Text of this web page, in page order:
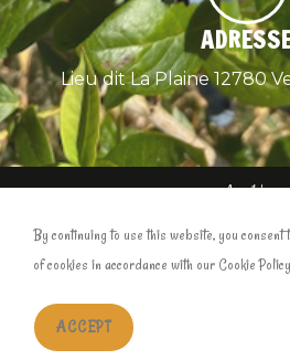
Lieu dit La Plaine 12780
Accueil
A propos…
Le Rucher LE RUCHER CHALET :
Les Agneaux
Copyright
By continuing to use this website, you consent
of cookies in accordance with our Cookie
ACCEPT